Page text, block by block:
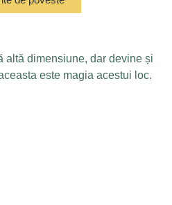
altă dimensiune, dar devine și
este magia acestui loc.